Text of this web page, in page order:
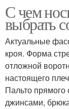
С чем
выбрать
Актуальные
кроя. Форма
отложной
настоящего
Пальто прямого
джинсами,